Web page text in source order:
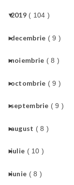
▼
2019 ( 104 )
►
decembrie ( 9 )
►
noiembrie ( 8 )
►
octombrie ( 9 )
►
septembrie ( 9 )
►
august ( 8 )
►
iulie ( 10 )
►
iunie ( 8 )